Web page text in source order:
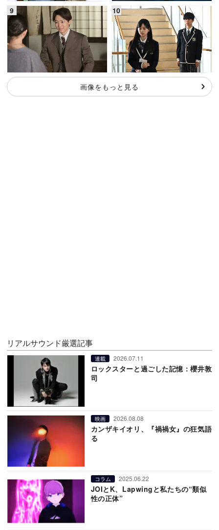
画像をもっと見る
リアルサウンド厳選記事
連載 2026.07.11
ロックスターと過ごした記憶：櫻井敦
司
映画 2026.08.08
カンザキイオリ、『禍禍女』の狂気語
る
コラム 2025.06.22
JOIとK、Lapwingと私たちの“類似
性の正体”